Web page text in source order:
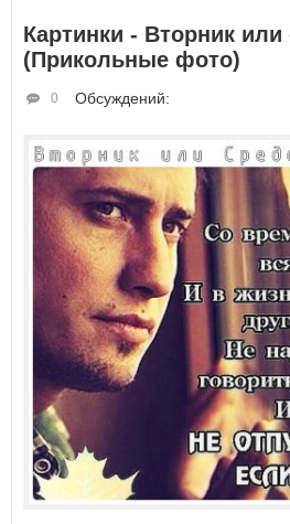
Картинки - Вторник или
(Прикольные фото)
Обсуждений:
0